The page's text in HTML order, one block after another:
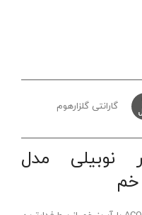
گارانتی گلزارهوم
نوبیلی مدل